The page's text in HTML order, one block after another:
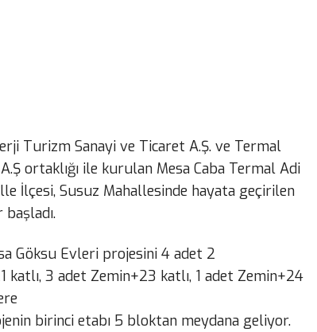
Turizm Sanayi ve Ticaret A.Ş. ve Termal
ortaklığı ile kurulan Mesa Caba Termal Adi
İlçesi, Susuz Mahallesinde hayata geçirilen
Göksu Evleri projesini 4 adet 2
3 adet Zemin+23 katlı, 1 adet Zemin+24
birinci etabı 5 bloktan meydana geliyor.